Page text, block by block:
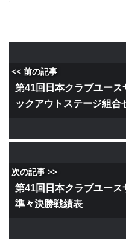
<< 前の記事
第41回日本クラブユース
ックアウトステージ組合
次の記事 >>
第41回日本クラブユー
準々決勝戦績表